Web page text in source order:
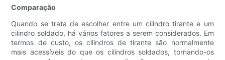
Comparação
Quando se trata de escolher entre um cilindro tirante e um
cilindro soldado, há vários fatores a serem considerados. Em
termos de custo, os cilindros de tirante são normalmente
mais acessíveis do que os cilindros soldados, tornando-os